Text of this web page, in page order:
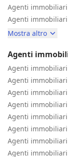
Agenti
Agenti
Mostra altro
Agenti
Agenti
Agenti
Agenti immobiliari
Agenti immobiliari
Agenti immobiliari
Agenti
Agenti immobiliari
Agenti